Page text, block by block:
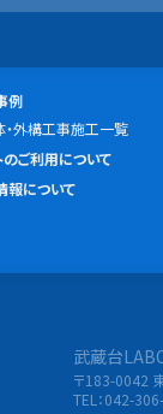
例
・外構工事施工一覧
のご利用について
報について
武蔵台
〒183-0042
TEL：042-